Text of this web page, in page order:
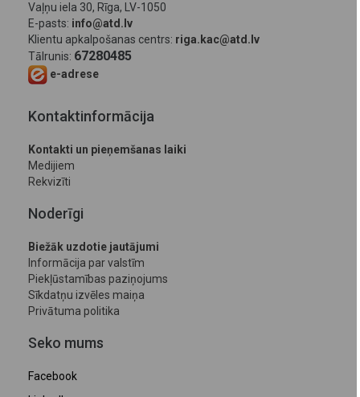
Vaļņu iela 30, Rīga, LV-1050
E-pasts: info@atd.lv
Klientu apkalpošanas centrs: riga.kac@atd.lv
Tālrunis: 67280485
e-adrese
Kontaktinformācija
Kontakti un pieņemšanas laiki
Medijiem
Rekvizīti
Noderīgi
Biežāk uzdotie jautājumi
Informācija par valstīm
Piekļūstamības paziņojums
Sīkdatņu izvēles maiņa
Privātuma politika
Seko mums
Facebook